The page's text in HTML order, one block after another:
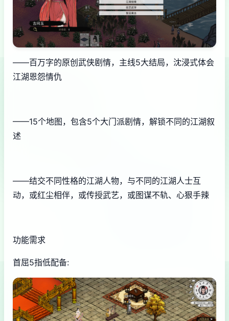
——百万字的原创武侠剧情，主线5大结局，沈浸式体会
江湖恩怨情仇
——15个地图，包含5个大门派剧情，解锁不同的江湖叙
述
——结交不同性格的江湖人物，与不同的江湖人士互
动，或红尘相伴，或传授武艺，或图谋不轨、心狠手辣
功能需求
首屈5指低配备: